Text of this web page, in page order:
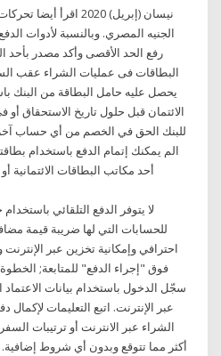
الجنيه المصري. وبالنسبة لأدوات
رفع الحد الأقصى وأكد مصدر بأحد
البطاقات فى عمليات الشراء عقب
يحصل عليه حامل البطاقة من البنك
الائتمان قبل حلول تاريخ الاستحقاق أو
للبنك الحق في الخصم من أي حساب
الم يمكنك إتمام الدفع باستخدام
أحد مكاتب البطاقات الائتمانية
لا يتوفر الدفع التلقائي
للحسابات التي لها ضريبة قيمة
احترافي وإمكانية تخزين عبر
سجّل الدخول باستخدام بيانات
عبر الإنترنت. اتبع التعليمات
الشراء عبر الانترنت أو ترتيبات
أكثر مما تتوقع وبدون أي شروط